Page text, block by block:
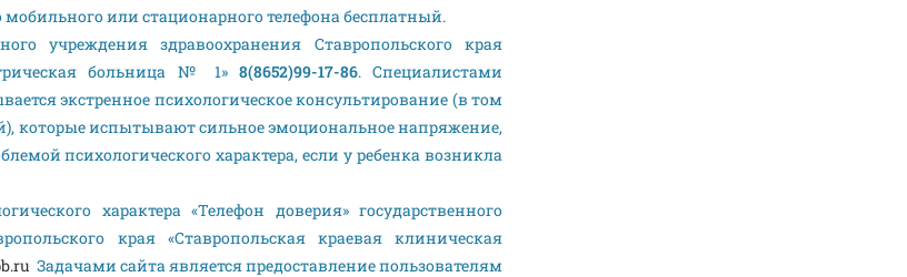
или стационарного телефона бесплатный.
учреждения здравоохранения Ставропольского края
больница № 1» 8(8652)99-17-86. Специалистами
экстренное психологическое консультирование (в том
которые испытывают сильное эмоциональное напряжение,
психологического характера, если у ребенка возникла
характера «Телефон доверия» государственного
края «Ставропольская краевая клиническая
Задачами сайта является предоставление пользователям